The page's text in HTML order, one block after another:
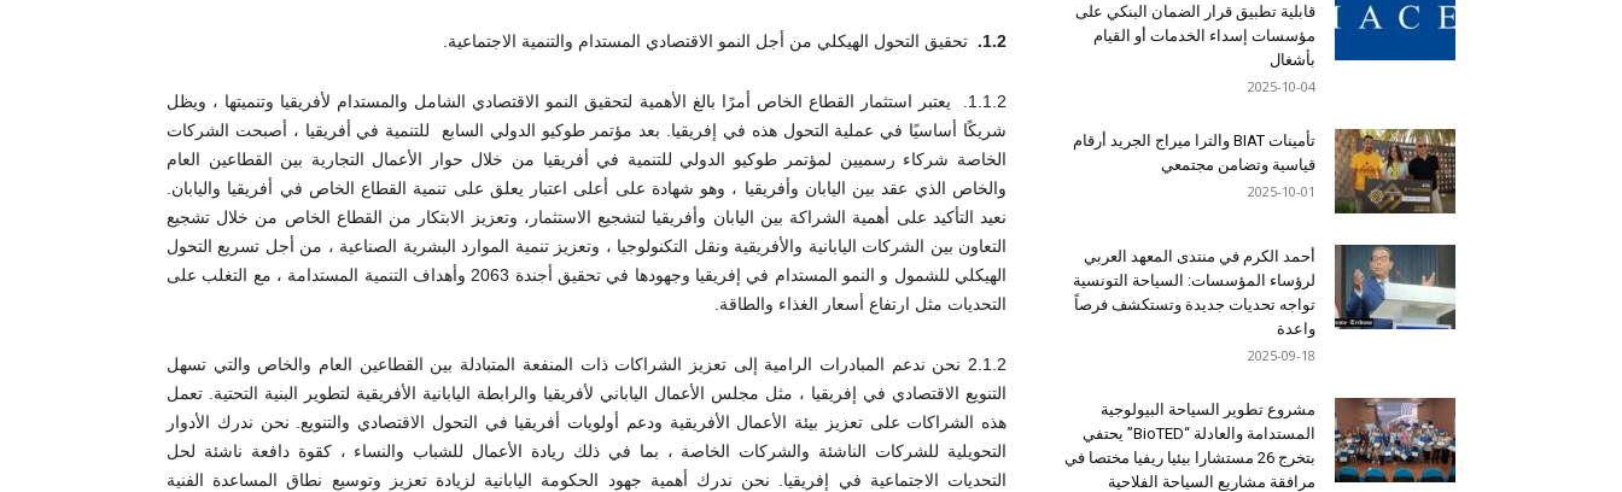
1.2. تحقيق التحول الهيكلي من أجل النمو الاقتصادي المستدام والتنمية الاجتماعية.
1.1.2. يعتبر استثمار القطاع الخاص أمرًا بالغ الأهمية لتحقيق النمو الاقتصادي الشامل والمستدام لأفريقيا وتنميتها ، ويظل
شريكًا أساسيًا في عملية التحول هذه في إفريقيا. بعد مؤتمر طوكيو الدولي السابع للتنمية في أفريقيا ، أصبحت الشركات
الخاصة شركاء رسميين لمؤتمر طوكيو الدولي للتنمية في أفريقيا من خلال حوار الأعمال التجارية بين القطاعين العام
والخاص الذي عقد بين اليابان وأفريقيا ، وهو شهادة على أعلى اعتبار يعلق على تنمية القطاع الخاص في أفريقيا واليابان.
نعيد التأكيد على أهمية الشراكة بين اليابان وأفريقيا لتشجيع الاستثمار، وتعزيز الابتكار من القطاع الخاص من خلال تشجيع
التعاون بين الشركات اليابانية والأفريقية ونقل التكنولوجيا ، وتعزيز تنمية الموارد البشرية الصناعية ، من أجل تسريع التحول
الهيكلي للشمول و النمو المستدام في إفريقيا وجهودها في تحقيق أجندة 2063 وأهداف التنمية المستدامة ، مع التغلب على
التحديات مثل ارتفاع أسعار الغذاء والطاقة.
2.1.2 نحن ندعم المبادرات الرامية إلى تعزيز الشراكات ذات المنفعة المتبادلة بين القطاعين العام والخاص والتي تسهل
التنويع الاقتصادي في إفريقيا ، مثل مجلس الأعمال الياباني لأفريقيا والرابطة اليابانية الأفريقية لتطوير البنية التحتية. تعمل
هذه الشراكات على تعزيز بيئة الأعمال الأفريقية ودعم أولويات أفريقيا في التحول الاقتصادي والتنويع. نحن ندرك الأدوار
التحويلية للشركات الناشئة والشركات الخاصة ، بما في ذلك ريادة الأعمال للشباب والنساء ، كقوة دافعة ناشئة لحل
التحديات الاجتماعية في إفريقيا. نحن ندرك أهمية جهود الحكومة اليابانية لزيادة تعزيز وتوسيع نطاق المساعدة الفنية
قابلية تطبيق قرار الضمان البنكي على
مؤسسات إسداء الخدمات أو القيام
بأشغال
2025-10-04
تأمينات BIAT والترا ميراج الجريد أرقام
قياسية وتضامن مجتمعي
2025-10-01
أحمد الكرم في منتدى المعهد العربي
لرؤساء المؤسسات: السياحة التونسية
تواجه تحديات جديدة وتستكشف فرصاً
واعدة
2025-09-18
مشروع تطوير السياحة البيولوجية
المستدامة والعادلة “BioTED” يحتفي
بتخرج 26 مستشارا بيئيا ريفيا مختصا في
مرافقة مشاريع السياحة الفلاحية